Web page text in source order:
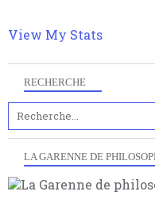
RECHERCHE
LA GARENNE DE
choses.
View My Stats